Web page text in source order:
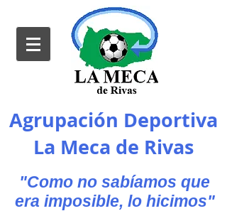
Agrupación Deportiva
La Meca de Rivas
"Como no sabíamos que
era imposible, lo hicimos"